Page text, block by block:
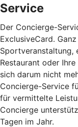
Service
Der Concierge-
ExclusiveCard.
Sportveranstaltung,
Restaurant oder
sich darum nicht
Concierge-Service
für vermittelte
Concierge
Tagen im Jahr.